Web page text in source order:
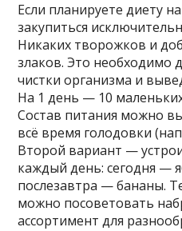
Если планируете диету
закупиться
Никаких творожков и
злаков. Это необходимо
чистки организма и
На 1 день — 10
Состав питания можно
всё время голодовки
Второй вариант —
каждый день: сегодня —
послезавтра — бананы.
можно посоветовать
ассортимент для